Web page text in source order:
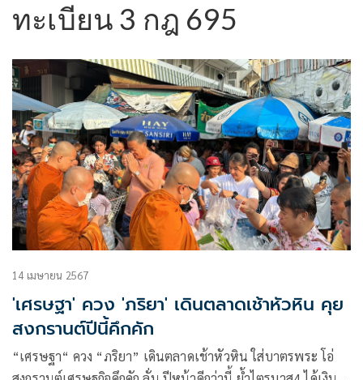
ทะเบียน 3 กฎ 695
14 เมษายน 2567
'เศรษฐา' ควง 'ภริยา' เดินตลาดเช้าหัวหิน คุย
สงกรานต์ปีนี้คึกคัก
“เศรษฐา“ ควง “ภริยา” เดินตลาดเช้าหัวหิน ใส่บาตรพระ โอ่